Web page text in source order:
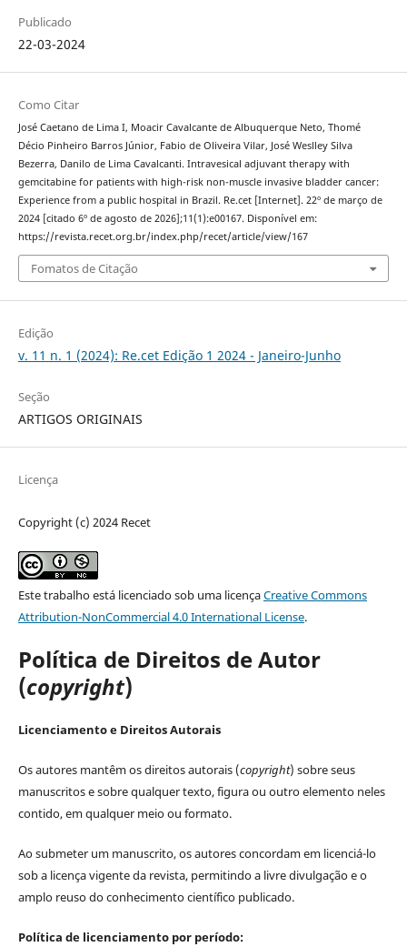
Publicado
22-03-2024
Como Citar
José Caetano de Lima I, Moacir Cavalcante de Albuquerque Neto, Thomé
Décio Pinheiro Barros Júnior, Fabio de Oliveira Vilar, José Weslley Silva
Bezerra, Danilo de Lima Cavalcanti. Intravesical adjuvant therapy with
gemcitabine for patients with high-risk non-muscle invasive bladder cancer:
Experience from a public hospital in Brazil. Re.cet [Internet]. 22º de março de
2024 [citado 6º de agosto de 2026];11(1):e00167. Disponível em:
https://revista.recet.org.br/index.php/recet/article/view/167
Fomatos de Citação
Edição
v. 11 n. 1 (2024): Re.cet Edição 1 2024 - Janeiro-Junho
Seção
ARTIGOS ORIGINAIS
Licença
Copyright (c) 2024 Recet
Este trabalho está licenciado sob uma licençaCreative Commons
Attribution-NonCommercial 4.0 International License.
Política de Direitos de Autor
(copyright)
Licenciamento e Direitos Autorais
Os autores mantêm os direitos autorais (copyright) sobre seus
manuscritos e sobre qualquer texto, figura ou outro elemento neles
contido, em qualquer meio ou formato.
Ao submeter um manuscrito, os autores concordam em licenciá-lo
sob a licença vigente da revista, permitindo a livre divulgação e o
amplo reuso do conhecimento científico publicado.
Política de licenciamento por período: